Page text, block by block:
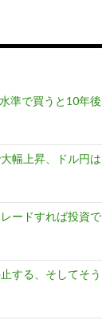
準で買うと10年後
幅上昇、ドル円は
ードすれば投資で
する、そしてそう